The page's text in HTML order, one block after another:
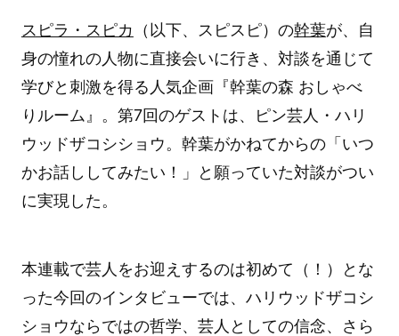
スピラ・スピカ （以下、スピスピ）の幹葉が、自
身の憧れの人物に直接会いに行き、対談を通じて
学びと刺激を得る人気企画『幹葉の森 おしゃべ
りルーム』。第7回のゲストは、ピン芸人・ハリ
ウッドザコシショウ。幹葉がかねてからの「いつ
かお話ししてみたい！」と願っていた対談がつい
に実現した。
本連載で芸人をお迎えするのは初めて（！）とな
った今回のインタビューでは、ハリウッドザコシ
ショウならではの哲学、芸人としての信念、さら